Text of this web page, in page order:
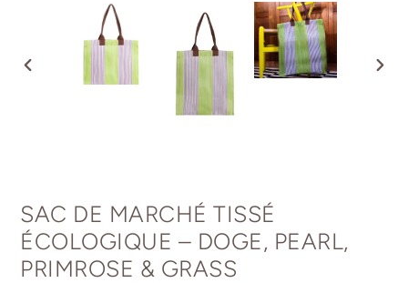
DIAPOSITIVE
SAC DE MARCHÉ TISSÉ
ÉCOLOGIQUE – DOGE, PEARL,
PRIMROSE & GRASS